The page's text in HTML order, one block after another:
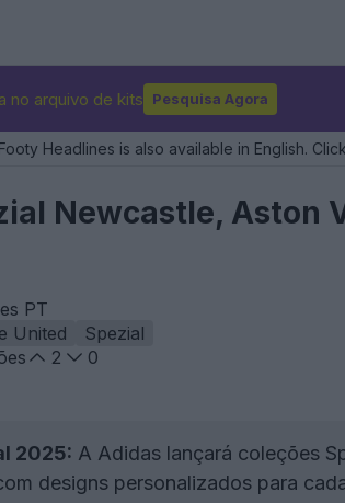
no arquivo de kits Pesquisa Agora
Headlines is also available in English.
Newcastle, Aston
PT
United
Spezial
2
0
2025: A Adidas lançará coleções
designs personalizados para